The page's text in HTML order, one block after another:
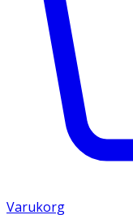
Varukorg